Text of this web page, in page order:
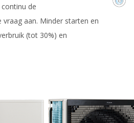
de
aan. Minder starten en
(tot 30%) en